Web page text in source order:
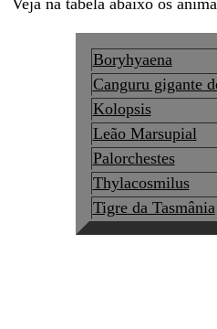
Veja na tabela abaixo os
Boryhyaena
Canguru gigante
Kolopsis
Leão Marsupial
Palorchestes
Thylacosmilus
Tigre da Tasmânia